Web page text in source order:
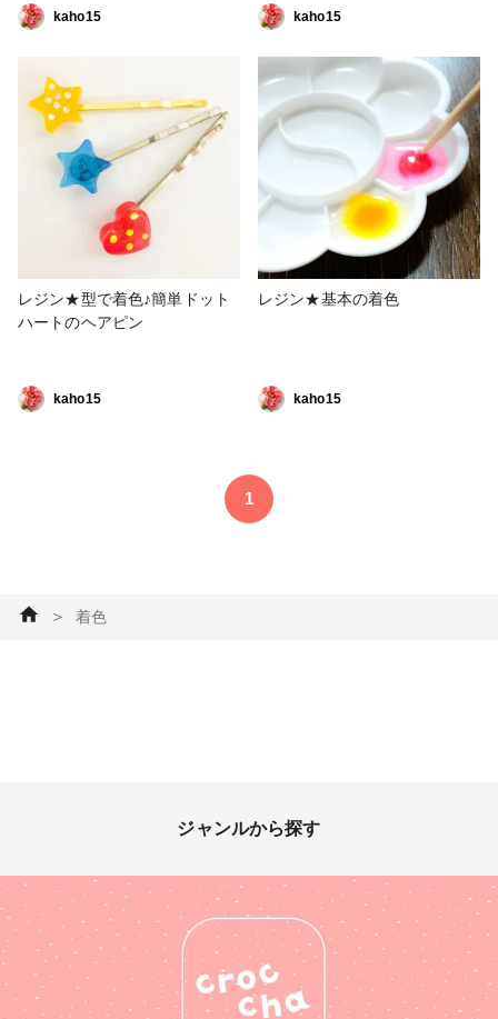
kaho15 kaho15
レジン★型で着色♪簡単ドット
ハートのヘアピン
kaho15
レジン★基本の着色
kaho15
1
＞ 着色
ジャンルから探す